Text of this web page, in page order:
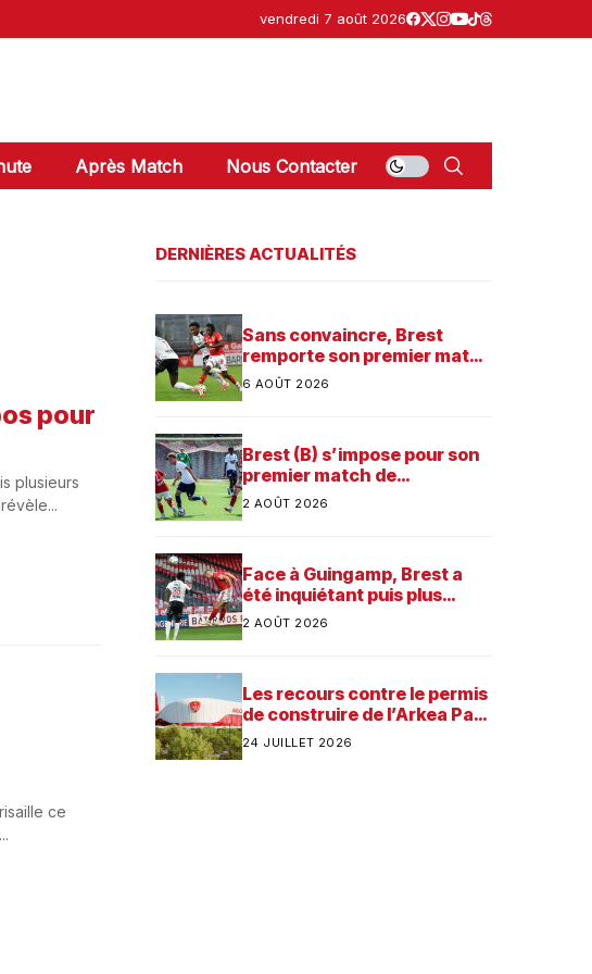
vendredi 7 août 2026
Après Match Nous Contacter
pour
plusieurs
ce
DERNIÈRES ACTUALITÉS
Sans convaincre, Brest
remporte son premier match
dans sa préparation contre
6 AOÛT 2026
Brest (B) s’impose pour son
premier match de
préparation
2 AOÛT 2026
Face à Guingamp, Brest a
été inquiétant puis plus
consistant
2 AOÛT 2026
Les recours contre le permis
de construire de l’Arkea Park
ont été rejetés par la justice.
24 JUILLET 2026